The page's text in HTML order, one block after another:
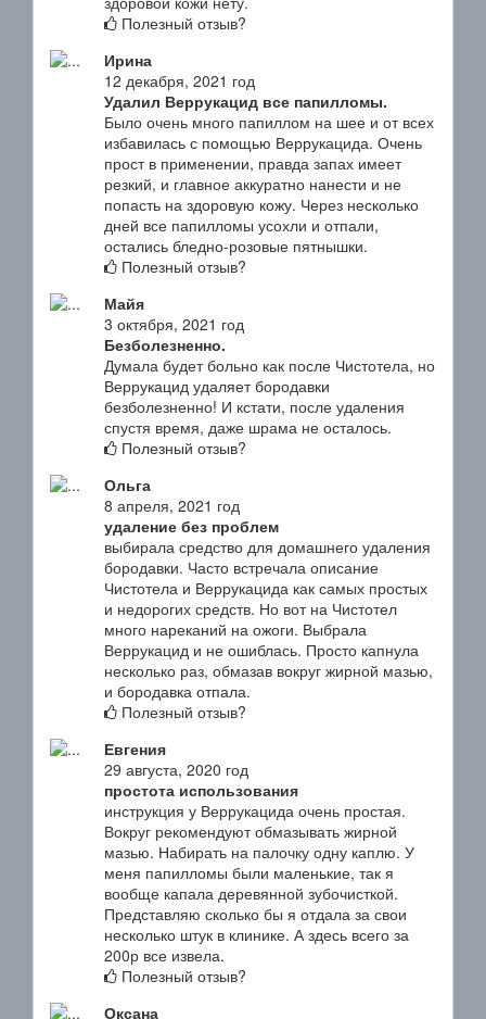
Полезный отзыв?
Ирина
12 декабря, 2021 год
Удалил Веррукацид все папилломы.
Было очень много папиллом на шее и от всех
избавилась с помощью Веррукацида. Очень
прост в применении, правда запах имеет
резкий, и главное аккуратно нанести и не
попасть на здоровую кожу. Через несколько
дней все папилломы усохли и отпали,
остались бледно-розовые пятнышки.
Полезный отзыв?
Майя
3 октября, 2021 год
Безболезненно.
Думала будет больно как после Чистотела, но
Веррукацид удаляет бородавки
безболезненно! И кстати, после удаления
спустя время, даже шрама не осталось.
Полезный отзыв?
Ольга
8 апреля, 2021 год
удаление без проблем
выбирала средство для домашнего удаления
бородавки. Часто встречала описание
Чистотела и Веррукацида как самых простых
и недорогих средств. Но вот на Чистотел
много нареканий на ожоги. Выбрала
Веррукацид и не ошиблась. Просто капнула
несколько раз, обмазав вокруг жирной мазью,
и бородавка отпала.
Полезный отзыв?
Евгения
29 августа, 2020 год
простота использования
инструкция у Веррукацида очень простая.
Вокруг рекомендуют обмазывать жирной
мазью. Набирать на палочку одну каплю. У
меня папилломы были маленькие, так я
вообще капала деревянной зубочисткой.
Представляю сколько бы я отдала за свои
несколько штук в клинике. А здесь всего за
200р все извела.
Полезный отзыв?
Оксана